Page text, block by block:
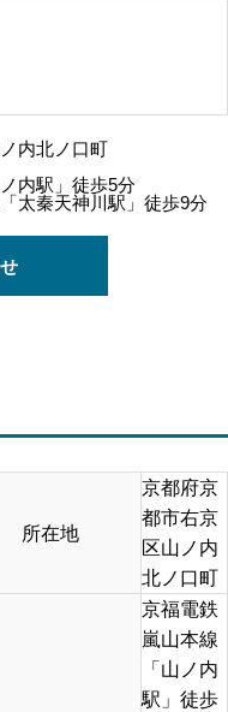
内北ノ口町
内駅」徒歩5分
太秦天神川駅」徒歩9分
所在地
京都府京
都市右京
区山ノ内
北ノ口町
京福電鉄
嵐山本線
「山ノ内
駅」徒歩